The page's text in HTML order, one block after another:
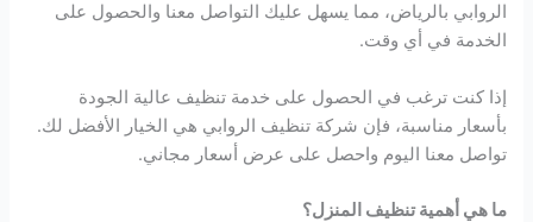
الروابي بالرياض، مما يسهل عليك التواصل معنا والحصول على
الخدمة في أي وقت.
إذا كنت ترغب في الحصول على خدمة تنظيف عالية الجودة
بأسعار مناسبة، فإن شركة تنظيف الروابي هي الخيار الأفضل لك.
تواصل معنا اليوم واحصل على عرض أسعار مجاني.
ما هي أهمية تنظيف المنزل؟